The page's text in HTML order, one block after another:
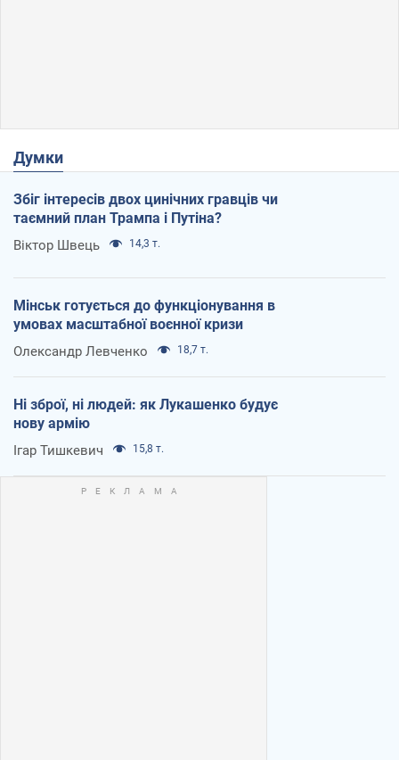
Думки
Збіг інтересів двох цинічних гравців чи
таємний план Трампа і Путіна?
Віктор Швець 14,3 т.
Мінськ готується до функціонування в
умовах масштабної воєнної кризи
Олександр Левченко 18,7 т.
Ні зброї, ні людей: як Лукашенко будує
нову армію
Ігар Тишкевич 15,8 т.